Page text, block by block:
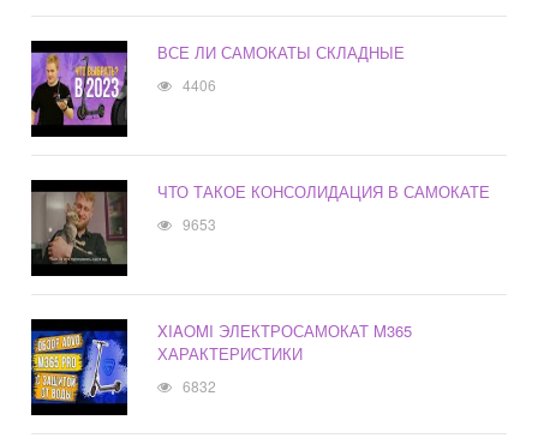
ВСЕ ЛИ САМОКАТЫ СКЛАДНЫЕ
4406
ЧТО ТАКОЕ КОНСОЛИДАЦИЯ В САМОКАТЕ
9653
XIAOMI ЭЛЕКТРОСАМОКАТ M365
ХАРАКТЕРИСТИКИ
6832